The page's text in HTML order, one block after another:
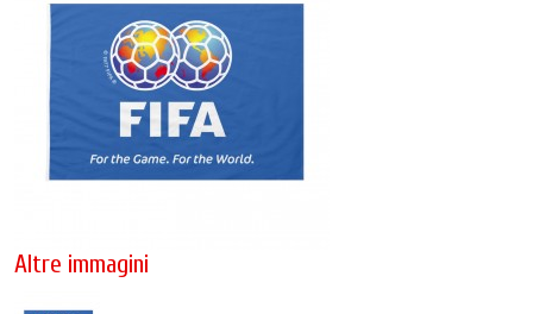
Altre immagini